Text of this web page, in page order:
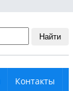
Найти
Контакты